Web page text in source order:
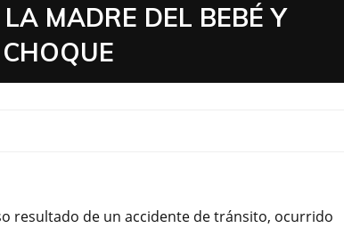
MADRE DEL BEBÉ Y
resultado de un accidente de tránsito, ocurrido